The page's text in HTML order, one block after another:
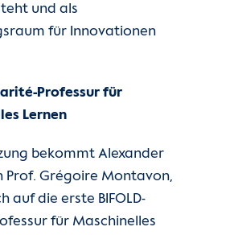
und als
für Innovationen
Professur für
Lernen
bekommt Alexander
Prof. Grégoire Montavon,
auf die erste BIFOLD-
für Maschinelles